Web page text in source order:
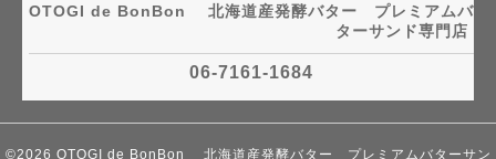
OTOGI de BonBon 北海道産発酵バター プレミアムバ
ターサンド専門店
06-7161-1684
©2026 OTOGI de BonBon 北海道産発酵バター プレミアムバターサン